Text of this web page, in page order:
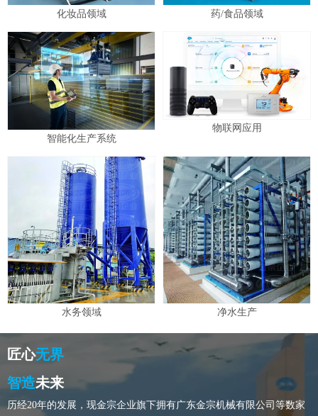
化妆品领域 药/食品领域
智能化生产系统
物联网应用
水务领域 净水生产
匠心无界
智造未来
历经20年的发展，现金宗企业旗下拥有广东金宗机械有限公司等数家